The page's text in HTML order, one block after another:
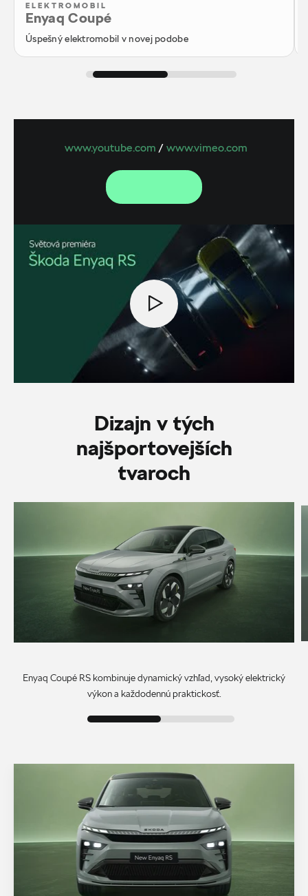
ELEKTROMOBIL
Enyaq Coupé
Úspešný elektromobil v novej podobe
www.youtube.com / www.vimeo.com
Dizajn v tých
najšportovejších
tvaroch
Enyaq Coupé RS kombinuje dynamický vzhľad, vysoký elektrický
výkon a každodennú praktickosť.